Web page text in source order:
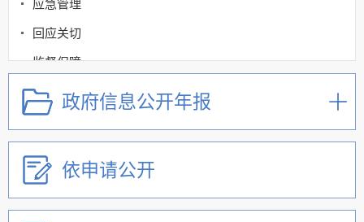
应急管理
回应关切
监督保障
其他法定信息
政府信息公开年报
依申请公开